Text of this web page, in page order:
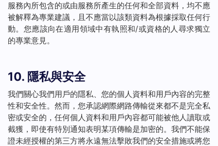
服務內所包含的或由服務所產生的任何和全部資料，均不應
被解釋為專業建議，且不應當以該類資料為根據採取任何行
動。您應該向在適用領域中有執照和/或資格的人尋求獨立
的專業意見。
10. 隱私與安全
我們關心我們用戶的隱私、您的個人資料和用戶內容的完整
性和安全性。然而，您承認網際網路傳輸從來都不是完全私
密或安全的，任何個人資料和用戶內容都可能被他人讀取或
截獲，即使有特別通知表明某項傳輸是加密的。我們不能保
證未經授權的第三方將永遠無法擊敗我們的安全措施或將您